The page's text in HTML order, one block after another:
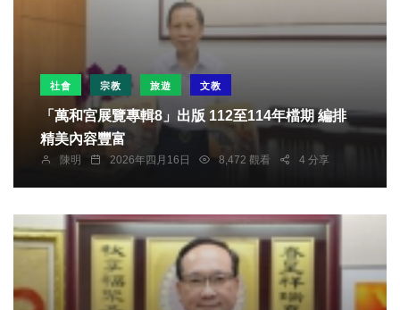
社會 宗教 旅遊 文教
「萬和宮展覽專輯8」出版 112至114年檔期 編排
精美內容豐富
陳明 2026年四月16日 8,472 觀看 4 分享